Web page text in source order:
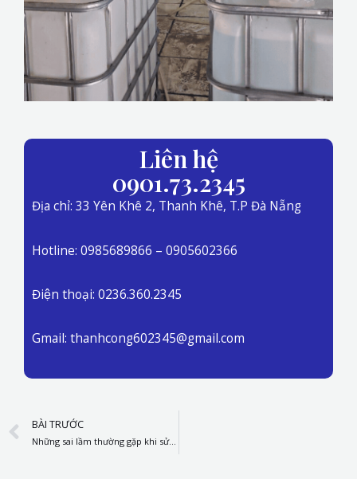
Liên hệ
0901.73.2345
Địa chỉ: 33 Yên Khê 2, Thanh Khê, T.P Đà Nẵng
Hotline: 0985689866 – 0905602366
Điện thoại: 0236.360.2345
Gmail: thanhcong602345@gmail.com
Prev
BÀI TRƯỚC
Những sai lầm thường gặp khi sử dụng máy bơm và cách khắc phục